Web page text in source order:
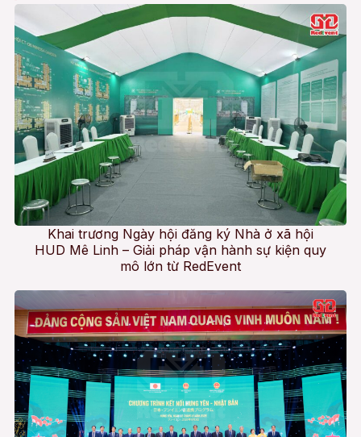
Khai trương Ngày hội đăng ký Nhà ở xã hội
HUD Mê Linh – Giải pháp vận hành sự kiện quy
mô lớn từ RedEvent